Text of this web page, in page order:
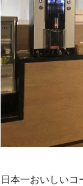
日本一おいしいコ